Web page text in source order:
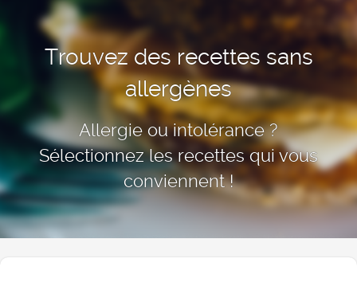
Trouvez des recettes sans
allergènes
Allergie ou intolérance ?
Sélectionnez les recettes qui vous
conviennent !